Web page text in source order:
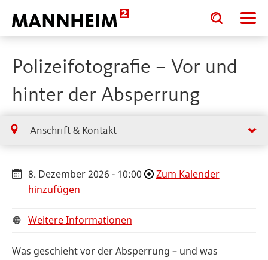
Toggle
search
input
Toggle
search
input
Polizeifotografie – Vor und
hinter der Absperrung
Anschrift & Kontakt
8. Dezember 2026 - 10:00
Zum Kalender
hinzufügen
Weitere Informationen
Was geschieht vor der Absperrung – und was